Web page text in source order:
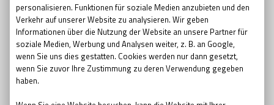
Pfingsten Bedeutung kreative Geschenke
kreative
Brauerei
Bier bar
sommernacht
Sonnenwende
Sehenswürdigkeiten in Wien
urbane Legenden Wiens